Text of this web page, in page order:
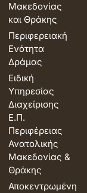
Μακεδονίας
και Θράκης
Περιφερειακή
Ενότητα
Δράμας
Ειδική
Υπηρεσίας
Διαχείρισης
Ε.Π.
Περιφέρειας
Ανατολικής
Μακεδονίας &
Θράκης
Αποκεντρωμένη